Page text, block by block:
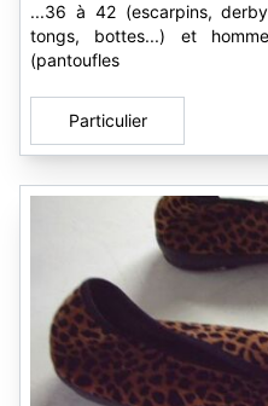
...36 à 42 (escarpins,
tongs, bottes...) et
(pantoufles
Particulier